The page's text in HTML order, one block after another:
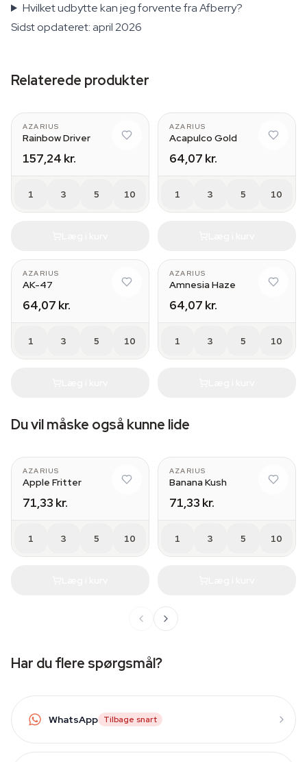
Hvilket udbytte kan jeg forvente fra Afberry?
Sidst opdateret: april 2026
Relaterede produkter
AZARIUS
Rainbow Driver
157,24 kr.
1 3 5 10
AZARIUS
Acapulco Gold
64,07 kr.
1 3 5 10
AZARIUS
AK-47
64,07 kr.
1 3 5 10
AZARIUS
Amnesia Haze
64,07 kr.
1 3 5 10
Du vil måske også kunne lide
AZARIUS
Apple Fritter
71,33 kr.
1 3 5 10
AZARIUS
Banana Kush
71,33 kr.
1 3 5 10
Har du flere spørgsmål?
WhatsApp Tilbage snart